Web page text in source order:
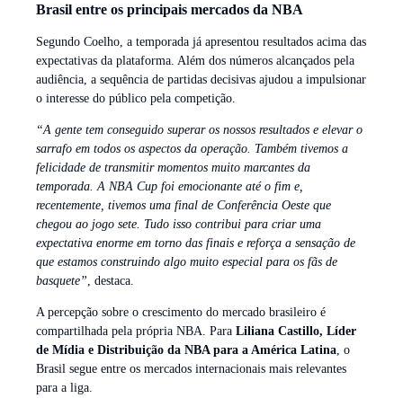
Brasil entre os principais mercados da NBA
Segundo Coelho, a temporada já apresentou resultados acima das
expectativas da plataforma. Além dos números alcançados pela
audiência, a sequência de partidas decisivas ajudou a impulsionar
o interesse do público pela competição.
“A gente tem conseguido superar os nossos resultados e elevar o
sarrafo em todos os aspectos da operação. Também tivemos a
felicidade de transmitir momentos muito marcantes da
temporada. A NBA Cup foi emocionante até o fim e,
recentemente, tivemos uma final de Conferência Oeste que
chegou ao jogo sete. Tudo isso contribui para criar uma
expectativa enorme em torno das finais e reforça a sensação de
que estamos construindo algo muito especial para os fãs de
basquete”, destaca.
A percepção sobre o crescimento do mercado brasileiro é
compartilhada pela própria NBA. Para Liliana Castillo, Líder
de Mídia e Distribuição da NBA para a América Latina, o
Brasil segue entre os mercados internacionais mais relevantes
para a liga.